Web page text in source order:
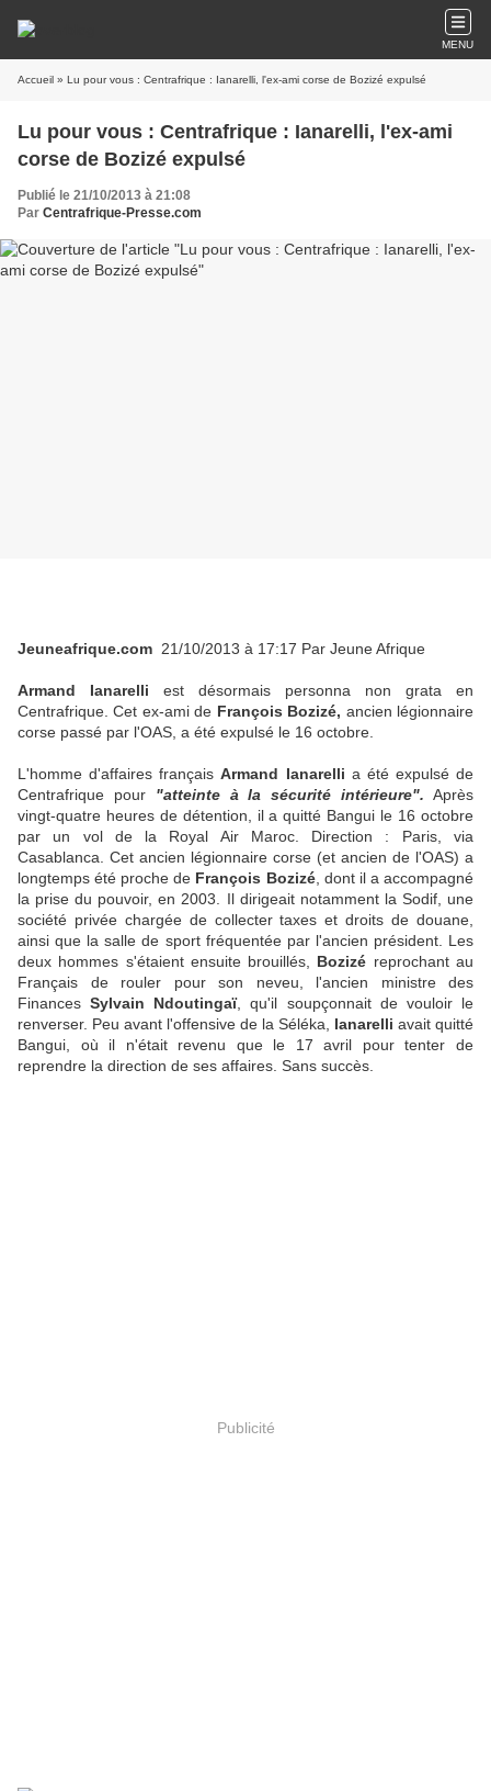
MENU
Accueil » Lu pour vous : Centrafrique : Ianarelli, l'ex-ami corse de Bozizé expulsé
Lu pour vous : Centrafrique : Ianarelli, l'ex-ami
corse de Bozizé expulsé
Publié le 21/10/2013 à 21:08
Par Centrafrique-Presse.com
Jeuneafrique.com 21/10/2013 à 17:17 Par Jeune Afrique
Armand Ianarelli est désormais personna non grata en
Centrafrique. Cet ex-ami de François Bozizé, ancien légionnaire
corse passé par l'OAS, a été expulsé le 16 octobre.
L'homme d'affaires françaisArmand Ianarelli a été expulsé de
Centrafrique pour "atteinte à la sécurité intérieure". Après
vingt-quatre heures de détention, il a quitté Bangui le 16 octobre
par un vol de la Royal Air Maroc. Direction : Paris, via
Casablanca. Cet ancien légionnaire corse (et ancien de l'OAS) a
longtemps été proche de François Bozizé, dont il a accompagné
la prise du pouvoir, en 2003. Il dirigeait notamment la Sodif, une
société privée chargée de collecter taxes et droits de douane,
ainsi que la salle de sport fréquentée par l'ancien président. Les
deux hommes s'étaient ensuite brouillés, Bozizé reprochant au
Français de rouler pour son neveu, l'ancien ministre des
FinancesSylvain Ndoutingaï, qu'il soupçonnait de vouloir le
renverser. Peu avant l'offensive de la Séléka, Ianarelli avait quitté
Bangui, où il n'était revenu que le 17 avril pour tenter de
reprendre la direction de ses affaires. Sans succès.
Publicité